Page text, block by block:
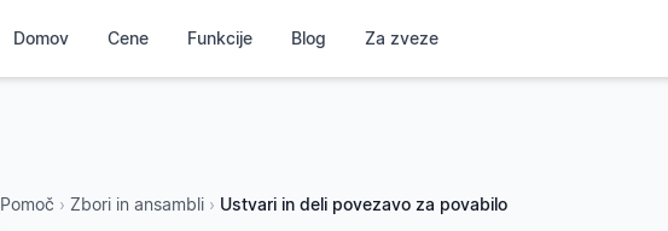
Domov Cene Funkcije Blog Za zveze
Pomoč › Zbori in ansambli › Ustvari in deli povezavo za povabilo